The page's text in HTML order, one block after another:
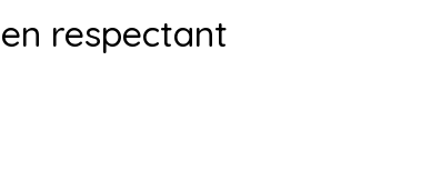
respectant